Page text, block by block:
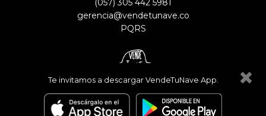
Te invitamos a descargar VendeTuNave App.
(057)305 442 5981
gerencia@vendetunave.co
PQRS
© Copyright2026 - VendeTuNave